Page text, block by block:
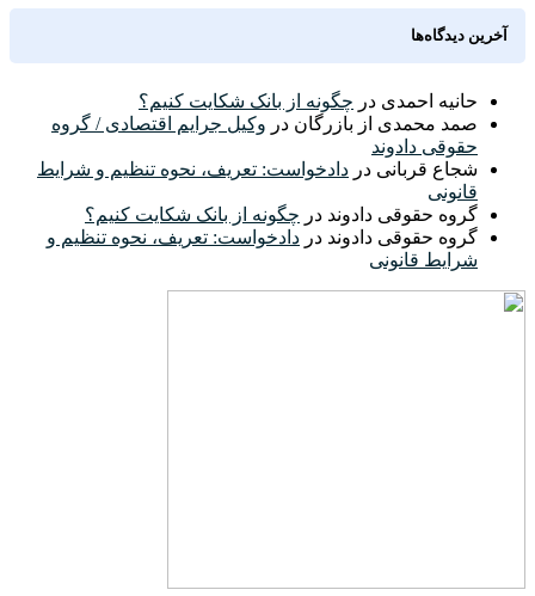
آخرین دیدگاه‌ها
حانیه احمدی در چگونه از بانک شکایت کنیم؟
صمد محمدی از بازرگان در وکیل جرایم اقتصادی / گروه
حقوقی دادوند
شجاع قربانی در دادخواست: تعریف، نحوه تنظیم و شرایط
قانونی
گروه حقوقی دادوند در چگونه از بانک شکایت کنیم؟
گروه حقوقی دادوند در دادخواست: تعریف، نحوه تنظیم و
شرایط قانونی